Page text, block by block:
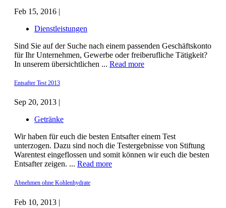
Feb 15, 2016 |
Dienstleistungen
Sind Sie auf der Suche nach einem passenden Geschäftskonto
für Ihr Unternehmen, Gewerbe oder freiberufliche Tätigkeit?
In unserem übersichtlichen ... Read more
Entsafter Test 2013
Sep 20, 2013 |
Getränke
Wir haben für euch die besten Entsafter einem Test
unterzogen. Dazu sind noch die Testergebnisse von Stiftung
Warentest eingeflossen und somit können wir euch die besten
Entsafter zeigen. ... Read more
Abnehmen ohne Kohlenhydrate
Feb 10, 2013 |